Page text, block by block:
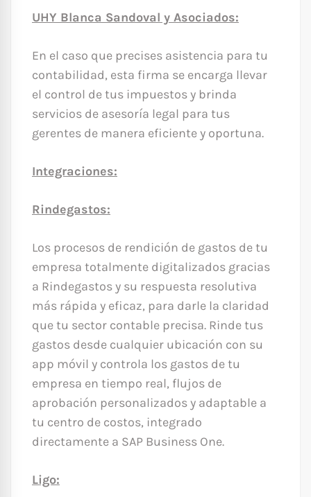
UHY Blanca Sandoval y Asociados:
En el caso que precises asistencia para tu
contabilidad, esta firma se encarga llevar
el control de tus impuestos y brinda
servicios de asesoría legal para tus
gerentes de manera eficiente y oportuna.
Integraciones:
Rindegastos:
Los procesos de rendición de gastos de tu
empresa totalmente digitalizados gracias
a Rindegastos y su respuesta resolutiva
más rápida y eficaz, para darle la claridad
que tu sector contable precisa. Rinde tus
gastos desde cualquier ubicación con su
app móvil y controla los gastos de tu
empresa en tiempo real, flujos de
aprobación personalizados y adaptable a
tu centro de costos, integrado
directamente a SAP Business One.
Ligo: